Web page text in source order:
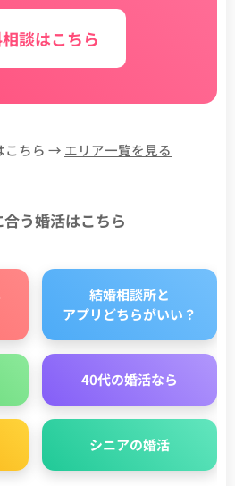
談はこちら
こちら → エリア一覧を見る
う婚活はこちら
結婚相談所と
アプリどちらがいい？
40代の婚活なら
シニアの婚活